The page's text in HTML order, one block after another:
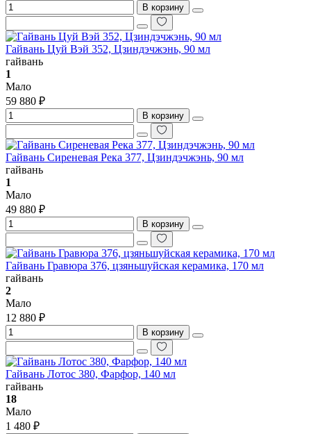
В корзину
Гайвань Цуй Вэй 352, Цзиндэчжэнь, 90 мл
гайвань
1
Мало
59 880 ₽
В корзину
Гайвань Сиреневая Река 377, Цзиндэчжэнь, 90 мл
гайвань
1
Мало
49 880 ₽
В корзину
Гайвань Гравюра 376, цзяньшуйская керамика, 170 мл
гайвань
2
Мало
12 880 ₽
В корзину
Гайвань Лотос 380, Фарфор, 140 мл
гайвань
18
Мало
1 480 ₽